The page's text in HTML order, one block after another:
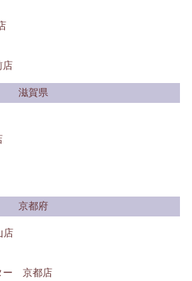
店
滋賀県
京都府
店
ー 京都店